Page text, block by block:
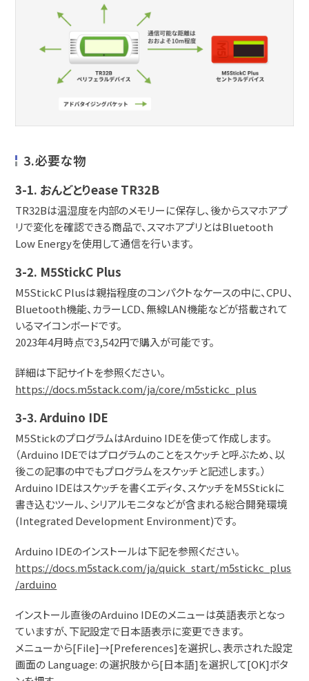
3.必要な物
3-1. おんどとりease TR32B
TR32Bは温湿度を内部のメモリーに保存し、後からスマホアプ
リで変化を確認できる商品で、スマホアプリとはBluetooth
Low Energyを使用して通信を行います。
3-2. M5StickC Plus
M5StickC Plusは親指程度のコンパクトなケースの中に、CPU、
Bluetooth機能、カラーLCD、無線LAN機能などが搭載されて
いるマイコンボードです。
2023年4月時点で3,542円で購入が可能です。
詳細は下記サイトを参照ください。
https://docs.m5stack.com/ja/core/m5stickc_plus
3-3. Arduino IDE
M5StickのプログラムはArduino IDEを使って作成します。
（Arduino IDEではプログラムのことをスケッチと呼ぶため、以
後この記事の中でもプログラムをスケッチと記述します。）
Arduino IDEはスケッチを書くエディタ、スケッチをM5Stickに
書き込むツール、シリアルモニタなどが含まれる総合開発環境
(Integrated Development Environment)です。
Arduino IDEのインストールは下記を参照ください。
https://docs.m5stack.com/ja/quick_start/m5stickc_plus
/arduino
インストール直後のArduino IDEのメニューは英語表示となっ
ていますが、下記設定で日本語表示に変更できます。
メニューから[File]→[Preferences]を選択し、表示された設定
画面の Language: の選択肢から[日本語]を選択して[OK]ボタ